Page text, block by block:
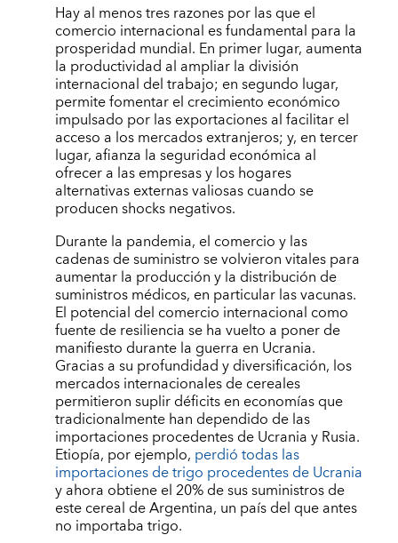
Hay al menos tres razones por las que el
comercio internacional es fundamental para la
prosperidad mundial. En primer lugar, aumenta
la productividad al ampliar la división
internacional del trabajo; en segundo lugar,
permite fomentar el crecimiento económico
impulsado por las exportaciones al facilitar el
acceso a los mercados extranjeros; y, en tercer
lugar, afianza la seguridad económica al
ofrecer a las empresas y los hogares
alternativas externas valiosas cuando se
producen shocks negativos.
Durante la pandemia, el comercio y las
cadenas de suministro se volvieron vitales para
aumentar la producción y la distribución de
suministros médicos, en particular las vacunas.
El potencial del comercio internacional como
fuente de resiliencia se ha vuelto a poner de
manifiesto durante la guerra en Ucrania.
Gracias a su profundidad y diversificación, los
mercados internacionales de cereales
permitieron suplir déficits en economías que
tradicionalmente han dependido de las
importaciones procedentes de Ucrania y Rusia.
Etiopía, por ejemplo, perdió todas las
importaciones de trigo procedentes de Ucrania
y ahora obtiene el 20% de sus suministros de
este cereal de Argentina, un país del que antes
no importaba trigo.